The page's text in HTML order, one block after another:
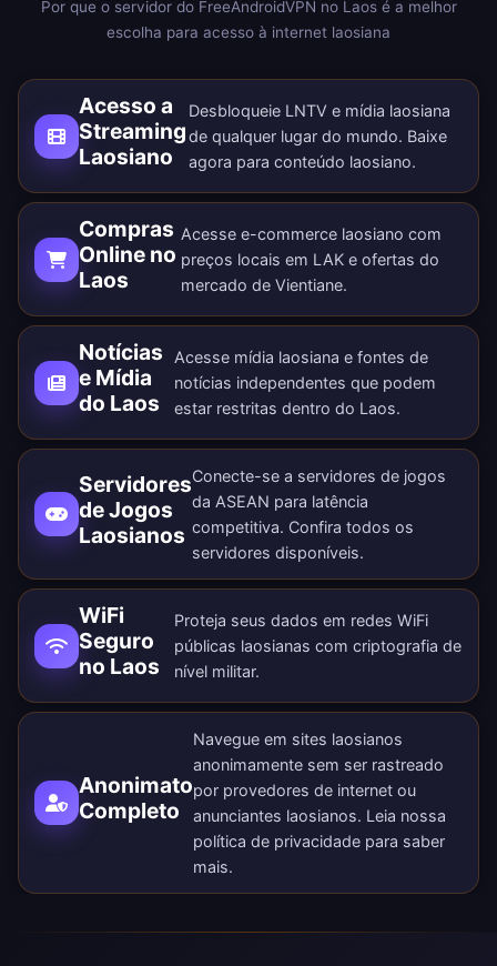
Por que o servidor do FreeAndroidVPN no Laos é a melhor
escolha para acesso à internet laosiana
Acesso a
Streaming
Laosiano
Desbloqueie LNTV e mídia laosiana
de qualquer lugar do mundo. Baixe
agora para conteúdo laosiano.
Compras
Online no
Laos
Acesse e-commerce laosiano com
preços locais em LAK e ofertas do
mercado de Vientiane.
Notícias
e Mídia
do Laos
Acesse mídia laosiana e fontes de
notícias independentes que podem
estar restritas dentro do Laos.
Servidores
de Jogos
Laosianos
Conecte-se a servidores de jogos
da ASEAN para latência
competitiva. Confira todos os
servidores disponíveis.
WiFi
Seguro
no Laos
Proteja seus dados em redes WiFi
públicas laosianas com criptografia de
nível militar.
Anonimato
Completo
Navegue em sites laosianos
anonimamente sem ser rastreado
por provedores de internet ou
anunciantes laosianos. Leia nossa
política de privacidade para saber
mais.